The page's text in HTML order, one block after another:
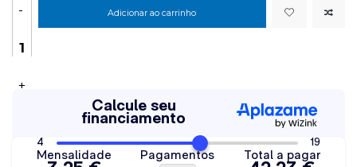
-
+
Adicionar ao carrinho